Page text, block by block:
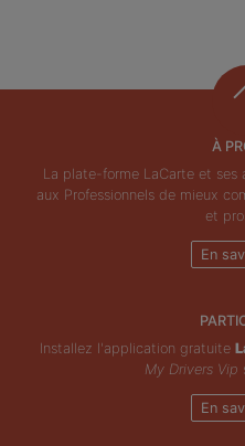
À
La plate-forme LaCarte et
aux Professionnels de mieux
et
En
Installez l'application gratuite
My Drivers Vip
En